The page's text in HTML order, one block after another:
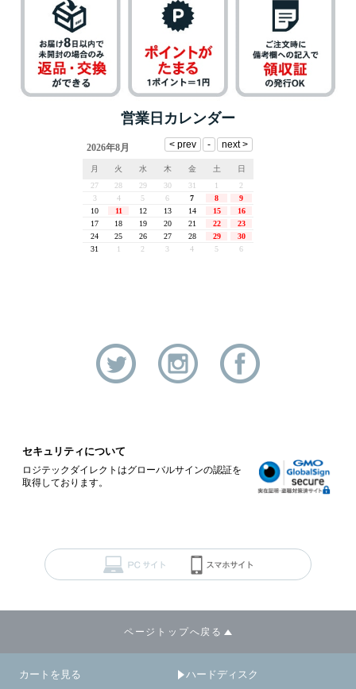
営業日カレンダー
セキュリティについて
ロジテックダイレクトはグローバルサインの認証を
取得しております。
ページトップへ戻る
カートを見る ハードディスク